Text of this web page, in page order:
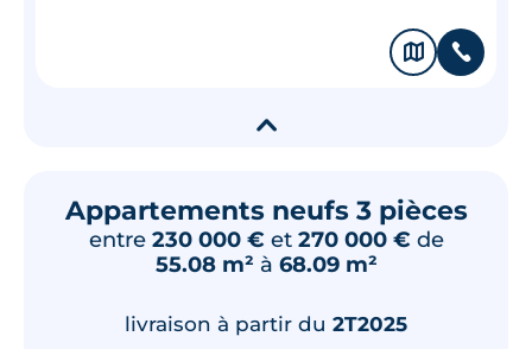
🗞 📞
▾
Appartements neufs 3 pièces
entre 230 000 € et 270 000 € de
55.08 m² à 68.09 m²
livraison à partir du 2T2025